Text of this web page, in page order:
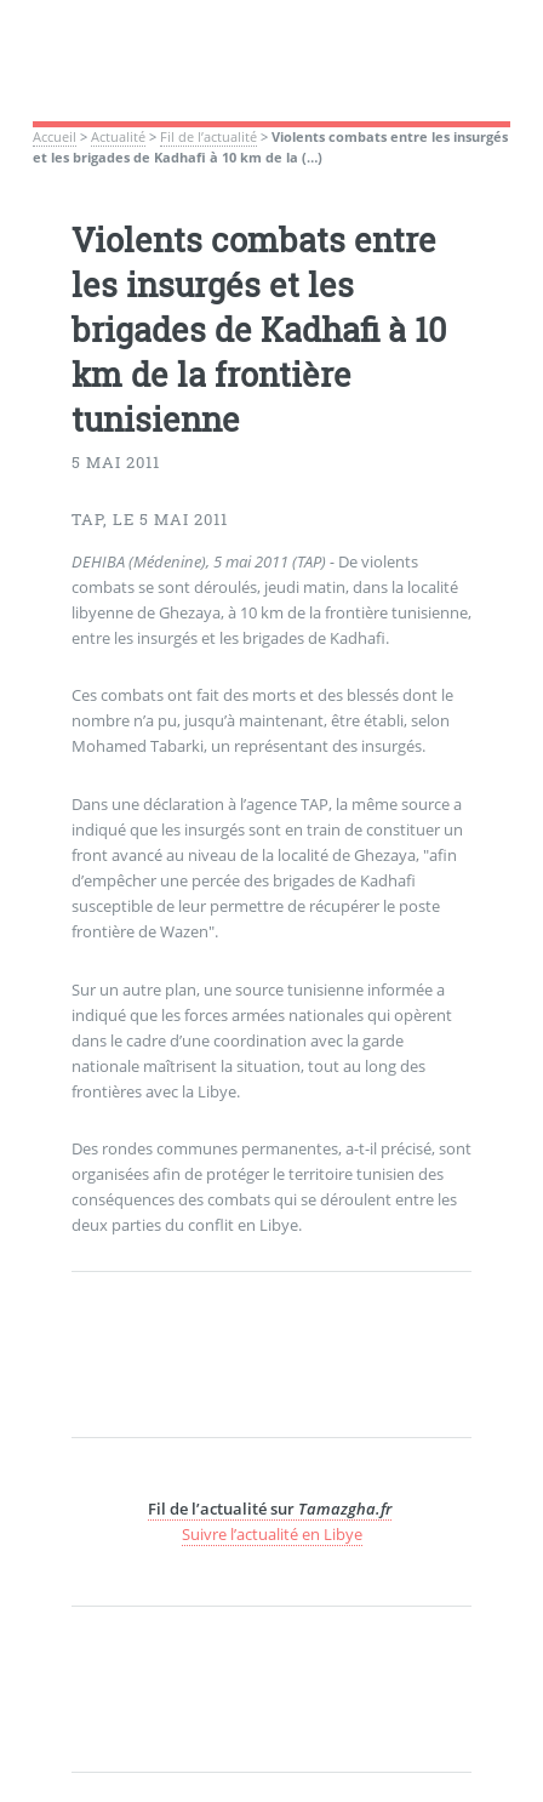
Accueil > Actualité> Fil de l’actualité> Violents combats entre les insurgés
et les brigades de Kadhafi à 10 km de la (…)
Violents combats entre
les insurgés et les
brigades de Kadhafi à 10
km de la frontière
tunisienne
5 MAI 2011
TAP, LE 5 MAI 2011
DEHIBA (Médenine), 5 mai 2011 (TAP) -De violents
combats se sont déroulés, jeudi matin, dans la localité
libyenne de Ghezaya, à 10 km de la frontière tunisienne,
entre les insurgés et les brigades de Kadhafi.
Ces combats ont fait des morts et des blessés dont le
nombre n’a pu, jusqu’à maintenant, être établi, selon
Mohamed Tabarki, un représentant des insurgés.
Dans une déclaration à l’agence TAP, la même source a
indiqué que les insurgés sont en train de constituer un
front avancé au niveau de la localité de Ghezaya, "afin
d’empêcher une percée des brigades de Kadhafi
susceptible de leur permettre de récupérer le poste
frontière de Wazen".
Sur un autre plan, une source tunisienne informée a
indiqué que les forces armées nationales qui opèrent
dans le cadre d’une coordination avec la garde
nationale maîtrisent la situation, tout au long des
frontières avec la Libye.
Des rondes communes permanentes, a-t-il précisé, sont
organisées afin de protéger le territoire tunisien des
conséquences des combats qui se déroulent entre les
deux parties du conflit en Libye.
Fil de l’actualité sur Tamazgha.fr
Suivre l’actualité en Libye